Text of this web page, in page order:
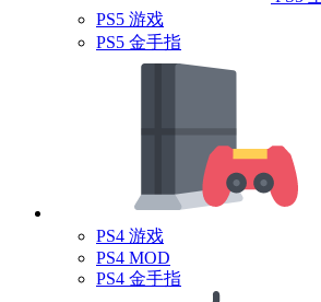
PS5 游戏
PS5 金手指
PS4 游戏
PS4 MOD
PS4 金手指